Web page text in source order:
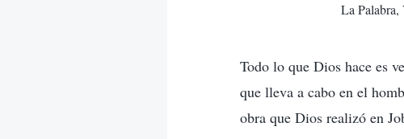
La
Todo lo que Dios hace es
que lleva a cabo en el
obra que Dios realizó en